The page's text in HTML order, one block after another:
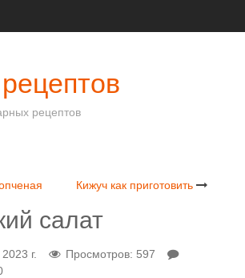
рецептов
Кижуч как приготовить
салат
г.
Просмотров: 597